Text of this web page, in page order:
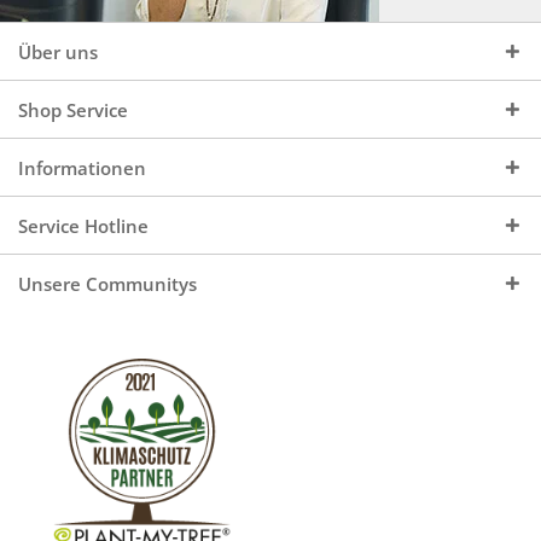
Über uns
Shop Service
Informationen
Service Hotline
Unsere Communitys